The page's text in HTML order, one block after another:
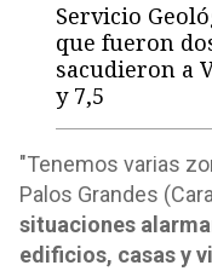
Servicio
que fueron
sacudieron a
y 7,5
"Tenemos varias
Palos Grandes
situaciones
edificios, casas y